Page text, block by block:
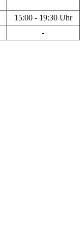
15:00 - 19:30 Uhr
-